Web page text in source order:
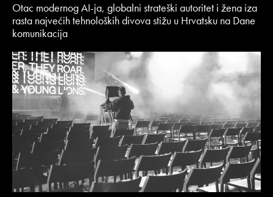
Otac modernog AI-ja, globalni strateški autoritet i žena iza
rasta najvećih tehnoloških divova stižu u Hrvatsku na Dane
komunikacija